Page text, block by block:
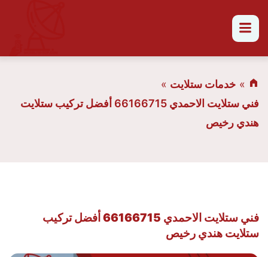
خدمات ستلايت
فني ستلايت الاحمدي 66166715 أفضل تركيب ستلايت
هندي رخيص
فني ستلايت الاحمدي 66166715 أفضل تركيب
ستلايت هندي رخيص